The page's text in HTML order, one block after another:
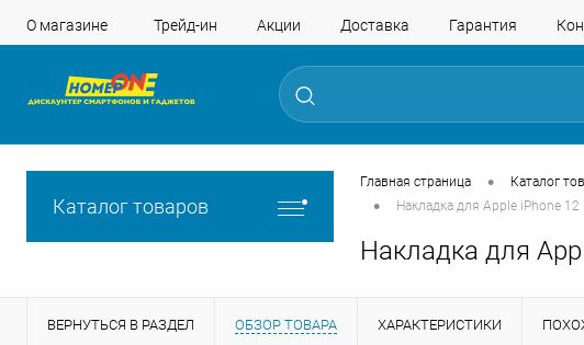
О магазине Трейд-ин Акции Доставка Гарантия
Каталог товаров
Главная страница • Каталог
• Накладка для Apple iPhone
Накладка для
ВЕРНУТЬСЯ В РАЗДЕЛ ОБЗОР ТОВАРА ХАРАКТЕРИСТИКИ